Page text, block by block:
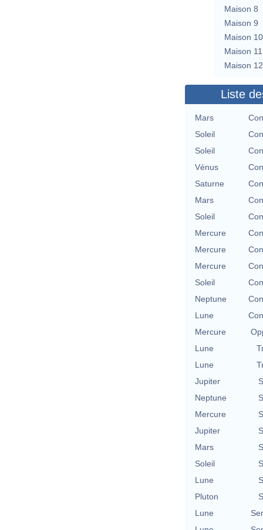
Maison 8
Maison 9
Maison 10
Maison 11
Maison 12
Liste
Mars
Soleil
Soleil
Vénus
Saturne
Mars
Soleil
Mercure
Mercure
Mercure
Soleil
Neptune
Lune
Mercure
Lune
Lune
Jupiter
Neptune
Mercure
Jupiter
Mars
Soleil
Lune
Pluton
Lune